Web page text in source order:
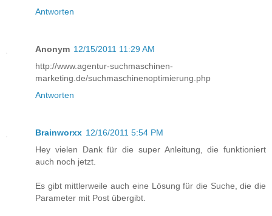
Antworten
Anonym 12/15/2011 11:29 AM
http://www.agentur-suchmaschinen-
marketing.de/suchmaschinenoptimierung.php
Antworten
Brainworxx 12/16/2011 5:54 PM
Hey vielen Dank für die super Anleitung, die funktioniert
auch noch jetzt.
Es gibt mittlerweile auch eine Lösung für die Suche, die die
Parameter mit Post übergibt.